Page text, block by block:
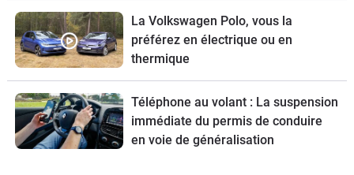
La Volkswagen Polo, vous la
préférez en électrique ou en
thermique
Téléphone au volant : La suspension
immédiate du permis de conduire
en voie de généralisation